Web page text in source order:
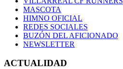
MASCOTA
HIMNO OFICIAL
REDES SOCIALES
BUZÓN DEL AFICIONADO
NEWSLETTER
ACTUALIDAD